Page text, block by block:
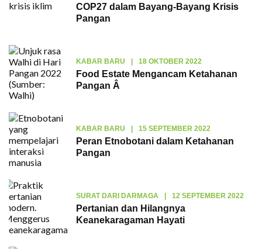
COP27 dalam Bayang-Bayang Krisis
Pangan
KABAR BARU | 18 OKTOBER 2022
Food Estate Mengancam Ketahanan
Pangan Â
KABAR BARU | 15 SEPTEMBER 2022
Peran Etnobotani dalam Ketahanan
Pangan
SURAT DARI DARMAGA | 12 SEPTEMBER 2022
Pertanian dan Hilangnya
Keanekaragaman Hayati